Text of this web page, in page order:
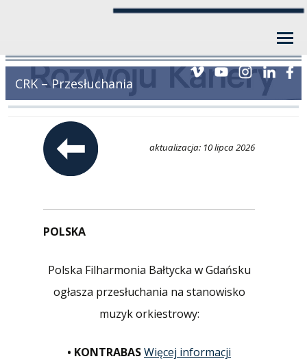
CRK – Przesłuchania
aktualizacja: 10 lipca 2026
POLSKA
Polska Filharmonia Bałtycka w Gdańsku
ogłasza przesłuchania na stanowisko
muzyk orkiestrowy:
• KONTRABASWięcej informacji